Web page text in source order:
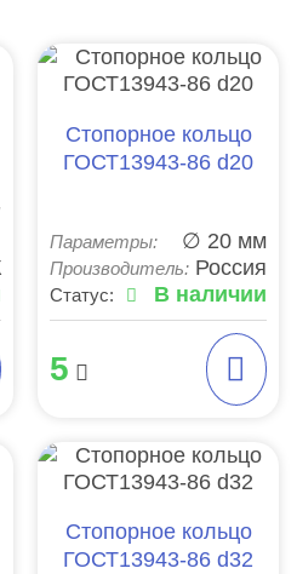
Стопорное кольцо
ГОСТ13943-86 d20
Параметры: ∅ 20 мм
Производитель: Россия
Статус: В наличии
5
Стопорное кольцо
ГОСТ13943-86 d32